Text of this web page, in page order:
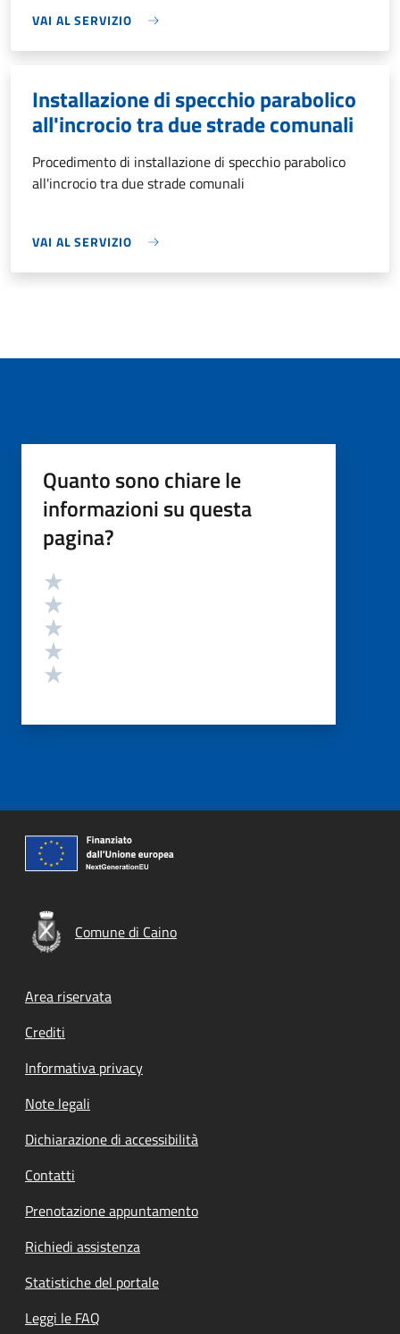
VAI AL SERVIZIO
Installazione di specchio parabolico
all'incrocio tra due strade comunali
Procedimento di installazione di specchio parabolico
all'incrocio tra due strade comunali
VAI AL SERVIZIO
Quanto sono chiare le
informazioni su questa
pagina?
Valutazione
Comune di Caino
Footer menu
Area riservata
Crediti
Informativa privacy
Note legali
Dichiarazione di accessibilità
Contatti
Prenotazione appuntamento
Richiedi assistenza
Statistiche del portale
Leggi le FAQ